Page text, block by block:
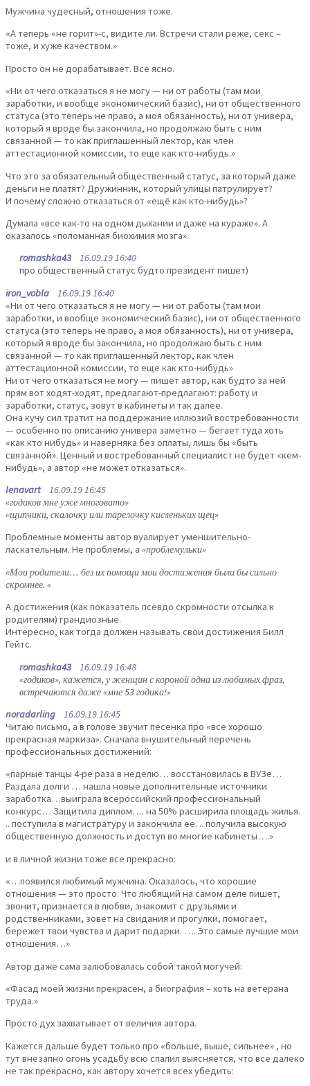
Мужчина чудесный, отношения тоже.
«А теперь «не горит»-с, видите ли. Встречи стали реже, секс –
тоже, и хуже качеством.»
Просто он не дорабатывает. Все ясно.
«Ни от чего отказаться я не могу — ни от работы (там мои
заработки, и вообще экономический базис), ни от общественного
статуса (это теперь не право, а моя обязанность), ни от универа,
который я вроде бы закончила, но продолжаю быть с ним
связанной — то как приглашенный лектор, как член
аттестационной комиссии, то еще как кто-нибудь.»
Что это за обязательный общественный статус, за который даже
деньги не платят? Дружинник, который улицы патрулирует?
И почему сложно отказаться от «ещё как кто-нибудь»?
Думала «все как-то на одном дыхании и даже на кураже». А
оказалось «поломанная биохимия мозга».
romashka43 16.09.19 16:40
про общественный статус будто президент пишет)
iron_vobla 16.09.19 16:40
«Ни от чего отказаться я не могу — ни от работы (там мои
заработки, и вообще экономический базис), ни от общественного
статуса (это теперь не право, а моя обязанность), ни от универа,
который я вроде бы закончила, но продолжаю быть с ним
связанной — то как приглашенный лектор, как член
аттестационной комиссии, то еще как кто-нибудь»
Ни от чего отказаться не могу — пишет автор, как будто за ней
прям вот ходят-ходят, предлагают-предлагают: работу и
заработки, статус, зовут в кабинеты и так далее.
Она кучу сил тратит на поддержание иллюзий востребованности
— особенно по описанию универа заметно — бегает туда хоть
«как кто нибудь» и наверняка без оплаты, лишь бы «быть
связанной». Ценный и востребованный специалист не будет «кем-
нибудь», а автор «не может отказаться».
lenavart16.09.19 16:45
«годиков мне уже многовато»
«щипчики, скалочку или тарелочку кисленьких щец»
Проблемные моменты автор вуалирует уменшительно-
ласкательным. Не проблемы, а «проблемульки»
«Мои родители… без их помощи мои достижения были бы сильно
скромнее. «
А достижения (как показатель псевдо скромности отсылка к
родителям) грандиозные.
Интересно, как тогда должен называть свои достижения Билл
Гейтс.
romashka43 16.09.19 16:48
«годиков», кажется, у женщин с короной одна из любимых фраз,
встречаются даже «мне 53 годика!»
noradarling 16.09.19 16:45
Читаю письмо, а в голове звучит песенка про «все хорошо
прекрасная маркиза». Сначала внушительный перечень
профессиональных достижений:
«парные танцы 4-ре раза в неделю… восстановилась в ВУЗе…
Раздала долги … нашла новые дополнительные источники
заработка…выиграла всероссийский профессиональный
конкурс… Защитила диплом…. на 50% расширила площадь жилья.
.. поступила в магистратуру и закончила ее. .. получила высокую
общественную должность и доступ во многие кабинеты….»
и в личной жизни тоже все прекрасно:
«…появился любимый мужчина. Оказалось, что хорошие
отношения — это просто. Что любящий на самом деле пишет,
звонит, признается в любви, знакомит с друзьями и
родственниками, зовет на свидания и прогулки, помогает,
бережет твои чувства и дарит подарки. …. Это самые лучшие мои
отношения…»
Автор даже сама залюбовалась собой такой могучей:
«Фасад моей жизни прекрасен, а биография – хоть на ветерана
труда.»
Просто дух захватывает от величия автора.
Кажется дальше будет только про «больше, выше, сильнее» , но
тут внезапно огонь усадьбу всю спалил выясняется, что все далеко
не так прекрасно, как автору хочется всех убедить: